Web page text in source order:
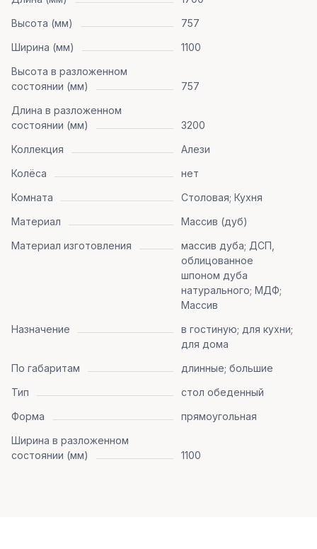
Высота (мм)
757
Ширина (мм)
1100
Высота в разложенном
состоянии (мм)
757
Длина в разложенном
состоянии (мм)
3200
Коллекция
Алези
Колёса
нет
Комната
Столовая; Кухня
Материал
Массив (дуб)
Материал изготовления
массив дуба; ДСП,
облицованное
шпоном дуба
натурального; МДФ;
Массив
Назначение
в гостиную; для кухни;
для дома
По габаритам
длинные; большие
Тип
стол обеденный
Форма
прямоугольная
Ширина в разложенном
состоянии (мм)
1100